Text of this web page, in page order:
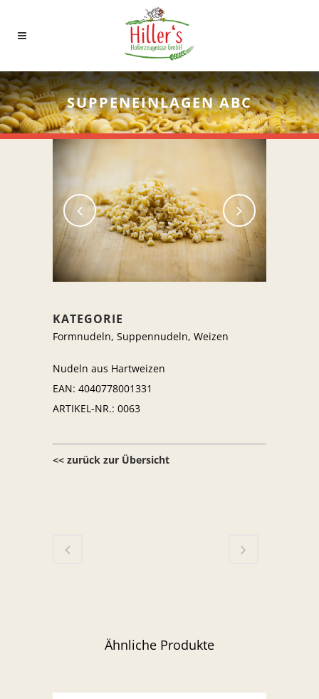
SUPPENEINLAGEN ABC
KATEGORIE
Formnudeln, Suppennudeln, Weizen
Nudeln aus Hartweizen
EAN: 4040778001331
ARTIKEL-NR.: 0063
<< zurück zur Übersicht
Ähnliche Produkte